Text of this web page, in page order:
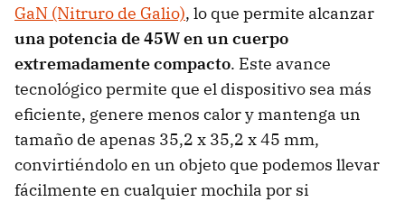
GaN (Nitruro de Galio), lo que permite alcanzar
una potencia de 45W en un cuerpo
extremadamente compacto. Este avance
tecnológico permite que el dispositivo sea más
eficiente, genere menos calor y mantenga un
tamaño de apenas 35,2 x 35,2 x 45 mm,
convirtiéndolo en un objeto que podemos llevar
fácilmente en cualquier mochila por si